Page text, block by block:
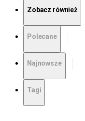
Zobacz również
Polecane
Najnowsze
Tagi